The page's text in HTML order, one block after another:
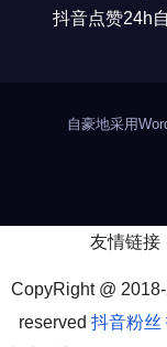
抖音点赞24h
自豪地采用
友情链接
CopyRight @
reserved 抖音粉丝